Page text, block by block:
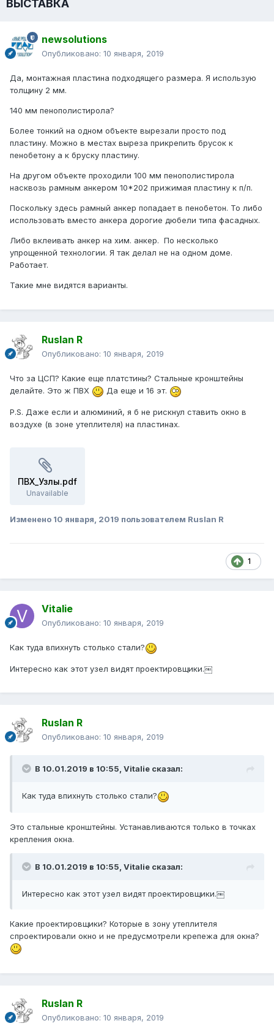
ВЫСТАВКА
newsolutions
Опубликовано: 10 января, 2019
Да, монтажная пластина подходящего размера. Я использую
толщину 2 мм.
140 мм пенополистирола?
Более тонкий на одном объекте вырезали просто под
пластину. Можно в местах выреза прикрепить брусок к
пенобетону а к бруску пластину.
На другом объекте проходили 100 мм пенополистирола
насквозь рамным анкером 10*202 прижимая пластину к п/п.
Поскольку здесь рамный анкер попадает в пенобетон. То либо
использовать вместо анкера дорогие дюбели типа фасадных.
Либо вклеивать анкер на хим. анкер. По несколько
упрощенной технологии. Я так делал не на одном доме.
Работает.
Такие мне видятся варианты.
Ruslan R
Опубликовано: 10 января, 2019
Что за ЦСП? Какие еще платстины? Стальные кронштейны
делайте. Это ж ПВХ
Да еще и 16 эт.
P.S. Даже если и алюминий, я б не рискнул ставить окно в
воздухе (в зоне утеплителя) на пластинах.
ПВХ_Узлы.pdf
Unavailable
Изменено 10 января, 2019 пользователем Ruslan R
1
Vitalie
Опубликовано: 10 января, 2019
Как туда впихнуть столько стали?
Интересно как этот узел видят проектировщики.￼
Ruslan R
Опубликовано: 10 января, 2019
В 10.01.2019 в 10:55, Vitalie сказал:
Как туда впихнуть столько стали?
Это стальные кронштейны. Устанавливаются только в точках
крепления окна.
В 10.01.2019 в 10:55, Vitalie сказал:
Интересно как этот узел видят проектировщики.￼
Какие проектировщики? Которые в зону утеплителя
спроектировали окно и не предусмотрели крепежа для окна?
Ruslan R
Опубликовано: 10 января, 2019